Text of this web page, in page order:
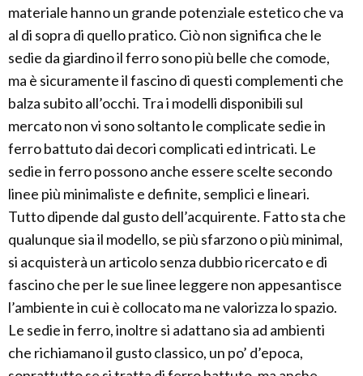
materiale hanno un grande potenziale estetico che va
al di sopra di quello pratico. Ciò non significa che le
sedie da giardino il ferro sono più belle che comode,
ma è sicuramente il fascino di questi complementi che
balza subito all’occhi. Tra i modelli disponibili sul
mercato non vi sono soltanto le complicate sedie in
ferro battuto dai decori complicati ed intricati. Le
sedie in ferro possono anche essere scelte secondo
linee più minimaliste e definite, semplici e lineari.
Tutto dipende dal gusto dell’acquirente. Fatto sta che
qualunque sia il modello, se più sfarzono o più minimal,
si acquisterà un articolo senza dubbio ricercato e di
fascino che per le sue linee leggere non appesantisce
l’ambiente in cui è collocato ma ne valorizza lo spazio.
Le sedie in ferro, inoltre si adattano sia ad ambienti
che richiamano il gusto classico, un po’ d’epoca,